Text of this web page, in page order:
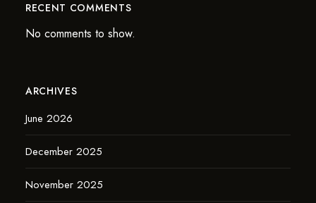
RECENT COMMENTS
No comments to show.
ARCHIVES
June 2026
December 2025
November 2025